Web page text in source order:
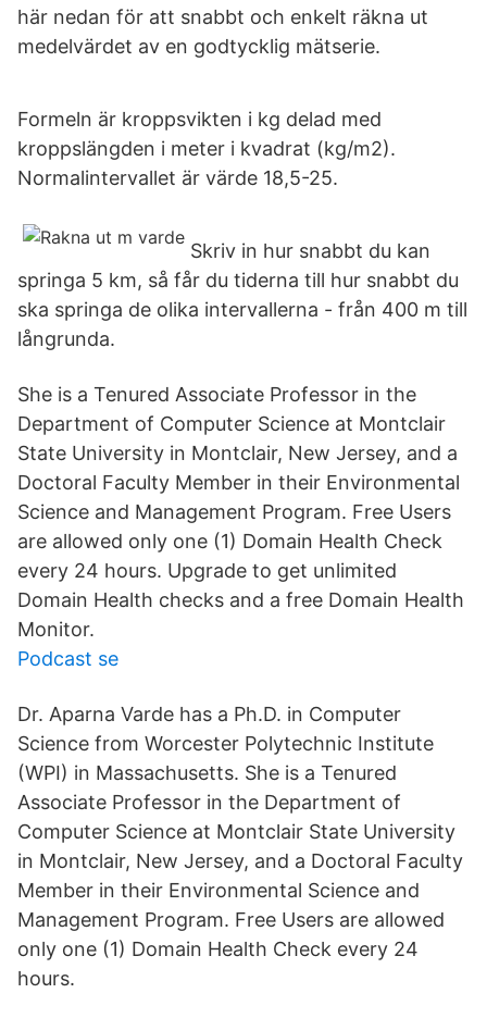
här nedan för att snabbt och enkelt räkna ut
medelvärdet av en godtycklig mätserie.
Formeln är kroppsvikten i kg delad med
kroppslängden i meter i kvadrat (kg/m2).
Normalintervallet är värde 18,5-25.
Skriv in hur snabbt du kan
springa 5 km, så får du tiderna till hur snabbt du
ska springa de olika intervallerna - från 400 m till
långrunda.
She is a Tenured Associate Professor in the
Department of Computer Science at Montclair
State University in Montclair, New Jersey, and a
Doctoral Faculty Member in their Environmental
Science and Management Program. Free Users
are allowed only one (1) Domain Health Check
every 24 hours. Upgrade to get unlimited
Domain Health checks and a free Domain Health
Monitor.
Podcast se
Dr. Aparna Varde has a Ph.D. in Computer
Science from Worcester Polytechnic Institute
(WPI) in Massachusetts. She is a Tenured
Associate Professor in the Department of
Computer Science at Montclair State University
in Montclair, New Jersey, and a Doctoral Faculty
Member in their Environmental Science and
Management Program. Free Users are allowed
only one (1) Domain Health Check every 24
hours.